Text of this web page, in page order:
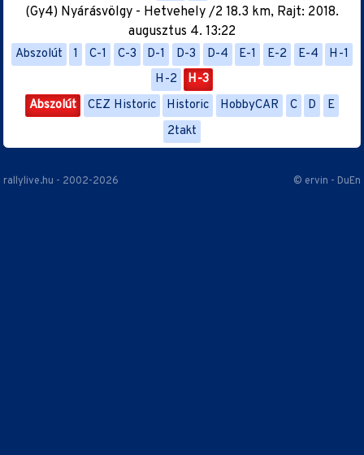
(Gy4) Nyárásvölgy - Hetvehely /2 18.3 km, Rajt: 2018.
augusztus 4. 13:22
Abszolút 1 C-1 C-3 D-1 D-3 D-4 E-1 E-2 E-4
H-1
H-2
H-3
Abszolút
CEZ Historic Historic HobbyCAR C D
E
2takt
rallylive.hu - 2002-2026 © ervin - DuEn